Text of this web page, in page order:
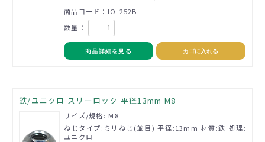
商品コード：IO-252B
数量：
商品詳細を見る カゴに入れる
鉄/ユニクロ スリーロック 平径13mm M8
サイズ/規格: M8
ねじタイプ:ミリねじ(並目) 平径:13mm 材質:鉄 処理:
ユニクロ